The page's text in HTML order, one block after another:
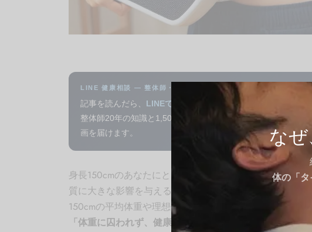
な
体の「タ
LINE 健康相談 — 整体師・北野より
記事を読んだら、 LINEでAI健康相談
整体師20年の知識と1,500本以上の動画から、あなたの悩みに
画を届けます。
身長150cmのあなたにとって、健康的な体重や理想体重
質に大きな影響を与える重要な指標ですが、数値だけに
150cmの平均体重や理想体重を詳しく解説し、健康的で
「体重に囚われず、健康的な生活を送りたい」と思って